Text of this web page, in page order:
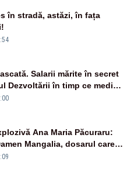
în stradă, astăzi, în fața
Salarii mărite în secret
Dezvoltării în timp ce medicii
Ana Maria Păcuraru:
Mangalia, dosarul care
României